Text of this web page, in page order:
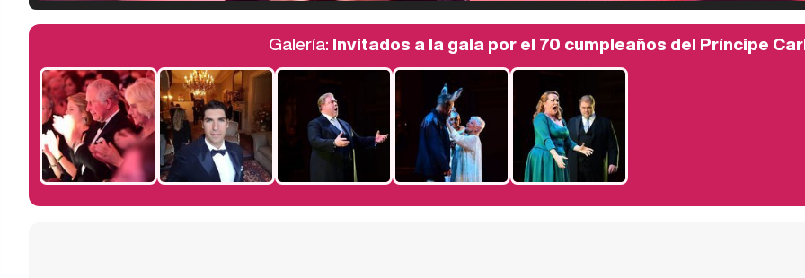
Galería: Invitados a la gala por el 70 cumpleaños del Príncipe